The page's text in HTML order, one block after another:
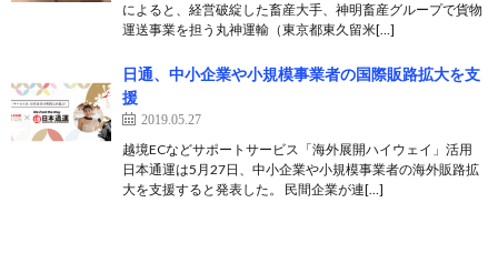
によると、経営破綻した畜産大手、神明畜産グループで貨物
運送事業を担う丸神運輸（東京都東久留米[…]
日通、中小企業や小規模事業者の国際販路拡大を支
援
2019.05.27
越境ECなどサポートサービス「海外展開ハイウェイ」活用
日本通運は5月27日、中小企業や小規模事業者の海外販路拡
大を支援すると発表した。 民間企業が連[…]